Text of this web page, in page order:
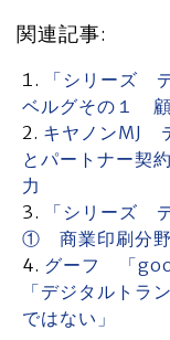
関連記事:
「シリーズ
ベルグその１ 顧
キヤノンMJ
とパートナー契
力
「シリーズ
① 商業印刷分野
グーフ 「
「デジタルトラ
ではない」